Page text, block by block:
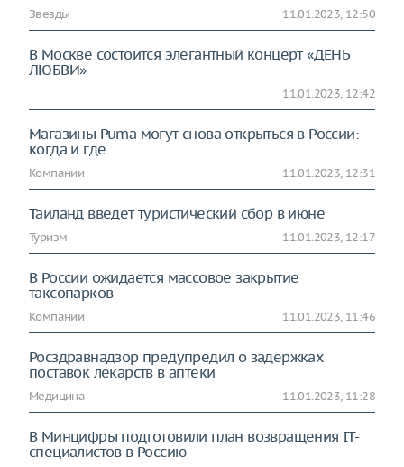
Звезды 11.01.2023, 12:50
В Москве состоится элегантный концерт «ДЕНЬ
ЛЮБВИ»
11.01.2023, 12:42
Магазины Puma могут снова открыться в России:
когда и где
Компании 11.01.2023, 12:31
Таиланд введет туристический сбор в июне
Туризм 11.01.2023, 12:17
В России ожидается массовое закрытие
таксопарков
Компании 11.01.2023, 11:46
Росздравнадзор предупредил о задержках
поставок лекарств в аптеки
Медицина 11.01.2023, 11:28
В Минцифры подготовили план возвращения IT-
специалистов в Россию